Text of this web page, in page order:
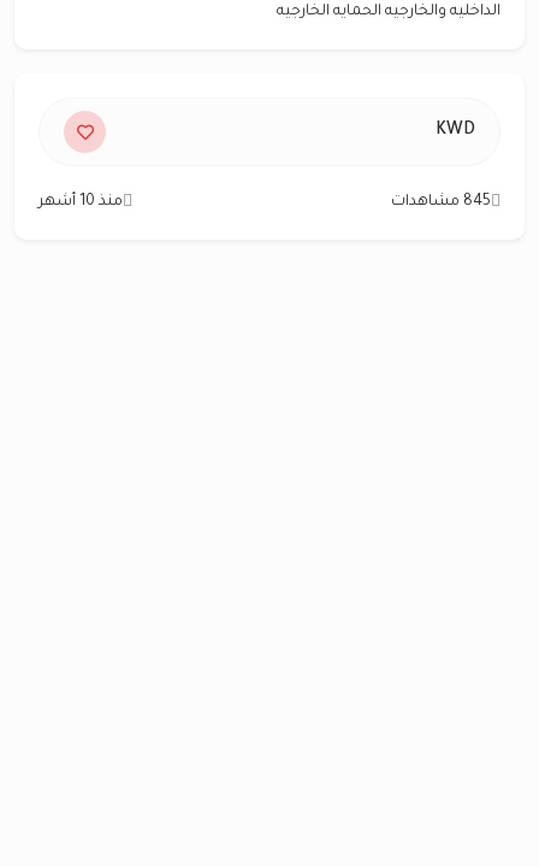
الداخليه والخارجيه الحمايه الخارجيه
KWD
845 مشاهدات منذ 10 أشهر